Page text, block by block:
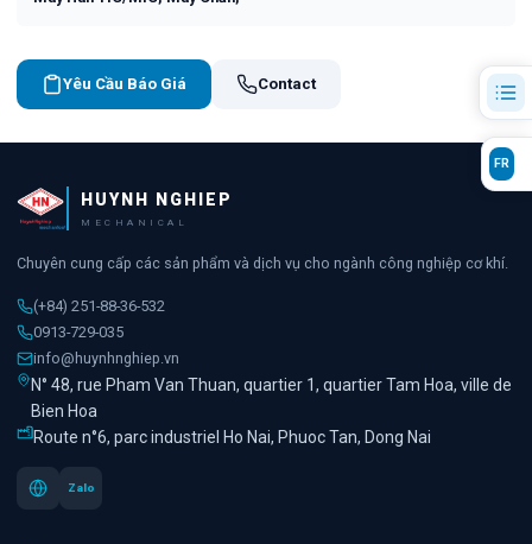
Yêu Cầu Báo Giá Contact
HUYNH NGHIEP
MECHANICAL
Chuyên cung cấp các sản phẩm và dịch vụ cho ngành công nghiệp cơ khí.
(+84) 251-88-36-532
0913-729-035
info@huynhnghiep.vn
N° 48, rue Pham Van Thuan, quartier 1, quartier Tam Hoa, ville de
Bien Hoa
Route n°6, parc industriel Ho Nai, Phuoc Tan, Dong Nai
Zalo
FR